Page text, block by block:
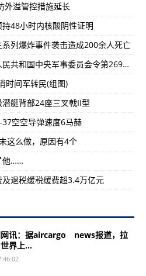
外溢管控措施延长
48小时内核酸阴性证明
列爆炸事件袭击造成200余人死亡
中华人民共和国国务院中华人民共和国中央军事委员会令第269号发布《国务院、中央军事委员会关于修改〈中国人民解放军现役士兵服役条例》的决定
时间军转民(组图)
艇背部24座三叉戟II型
空空导弹速度6马赫
这么做，原因有4个
他……
退税缓税缓费超3.4万亿元
网讯：据aircargo news报道，拉
界上...